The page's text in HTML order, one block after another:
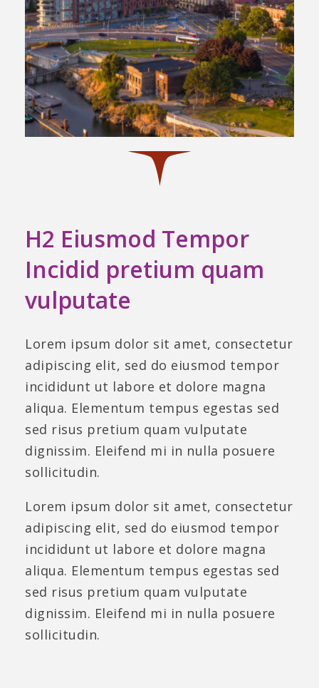
H2 Eiusmod Tempor
Incidid pretium quam
vulputate
Lorem ipsum dolor sit amet, consectetur
adipiscing elit, sed do eiusmod tempor
incididunt ut labore et dolore magna
aliqua. Elementum tempus egestas sed
sed risus pretium quam vulputate
dignissim. Eleifend mi in nulla posuere
sollicitudin.
Lorem ipsum dolor sit amet, consectetur
adipiscing elit, sed do eiusmod tempor
incididunt ut labore et dolore magna
aliqua. Elementum tempus egestas sed
sed risus pretium quam vulputate
dignissim. Eleifend mi in nulla posuere
sollicitudin.